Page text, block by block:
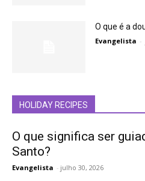
O que é a
Evangelista -
HOLIDAY RECIPES
O que significa ser
Santo?
Evangelista - julho 30, 2026